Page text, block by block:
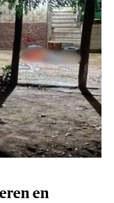
en